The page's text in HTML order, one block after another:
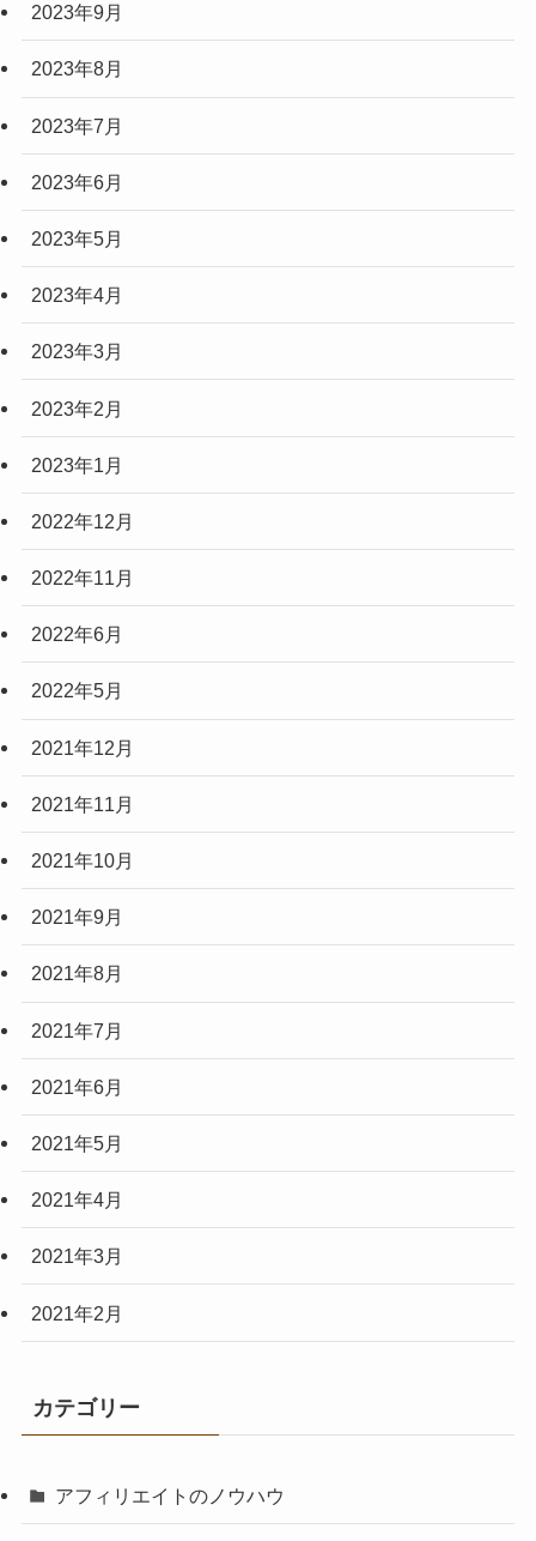
2023年9月
2023年8月
2023年7月
2023年6月
2023年5月
2023年4月
2023年3月
2023年2月
2023年1月
2022年12月
2022年11月
2022年6月
2022年5月
2021年12月
2021年11月
2021年10月
2021年9月
2021年8月
2021年7月
2021年6月
2021年5月
2021年4月
2021年3月
2021年2月
カテゴリー
アフィリエイトのノウハウ